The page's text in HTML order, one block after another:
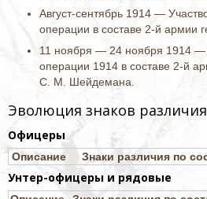
Август-сентябрь 1914 —
операции в составе 2-й армии
11 ноября — 24 ноября 1914 —
операции 1914 в составе 2-й
С. М. Шейдемана.
Эволюция знаков различия
Офицеры
Описание Знаки различия по
Унтер-офицеры и рядовые